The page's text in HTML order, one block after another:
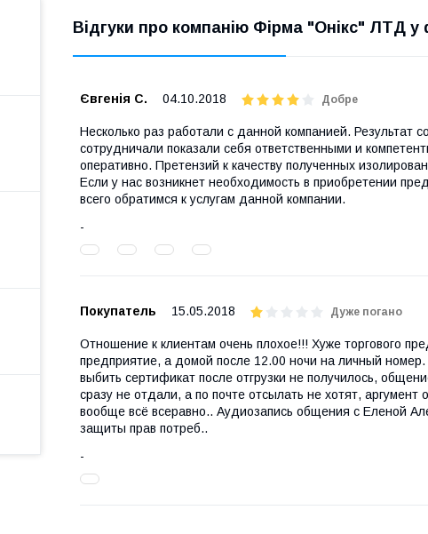
Відгуки про компанію Фірма "Онікс" ЛТД
Євгенія С. 04.10.2018 Добре
Несколько раз работали с данной компанией.
сотрудничали показали себя ответственными и
оперативно. Претензий к качеству полученных
Если у нас возникнет необходимость в приобретении
всего обратимся к услугам данной компании.
Покупатель 15.05.2018 Дуже погано
Отношение к клиентам очень плохое!!! Хуже торгового
предприятие, а домой после 12.00 ночи на личный
выбить сертификат после отгрузки не получилось,
сразу не отдали, а по почте отсылать не хотят,
вообще всё всеравно.. Аудиозапись общения с Еленой
защиты прав потреб..